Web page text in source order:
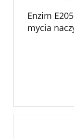
Enzim
mycia